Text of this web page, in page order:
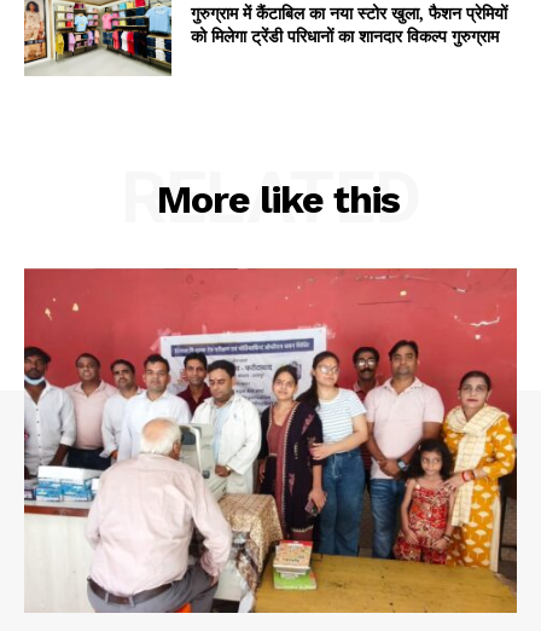
गुरुग्राम में कैंटाबिल का नया स्टोर खुला, फैशन प्रेमियों
को मिलेगा ट्रेंडी परिधानों का शानदार विकल्प गुरुग्राम
More like this
RELATED